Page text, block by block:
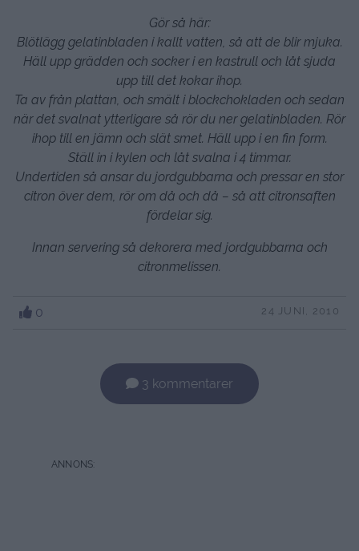
Gör så här:
Blötlägg gelatinbladen i kallt vatten, så att de blir mjuka.
Häll upp grädden och socker i en kastrull och låt sjuda
upp till det kokar ihop.
Ta av från plattan, och smält i blockchokladen och sedan
när det svalnat ytterligare så rör du ner gelatinbladen. Rör
ihop till en jämn och slät smet. Häll upp i en fin form.
Ställ in i kylen och låt svalna i 4 timmar.
Undertiden så ansar du jordgubbarna och pressar en stor
citron över dem, rör om då och då – så att citronsaften
fördelar sig.
Innan servering så dekorera med jordgubbarna och
citronmelissen.
0 24 JUNI, 2010
3 kommentarer